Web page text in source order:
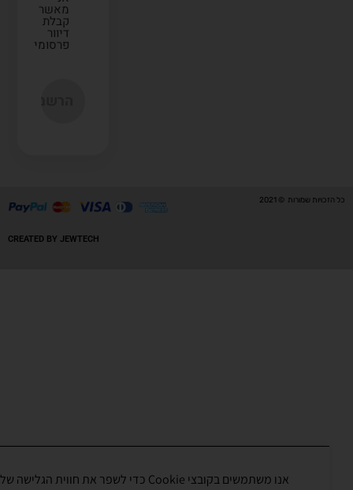
מאשר
קבלת
פרסומי
שמורות © 2021
CREATED BY JEWTECH
אנו משתמשים בקובצי Cookie כדי לשפר את חווית הגלישה שלך